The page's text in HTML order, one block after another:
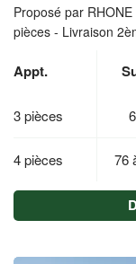
Proposé par
pièces - Livraison
Appt.
3 pièces
4 pièces 76